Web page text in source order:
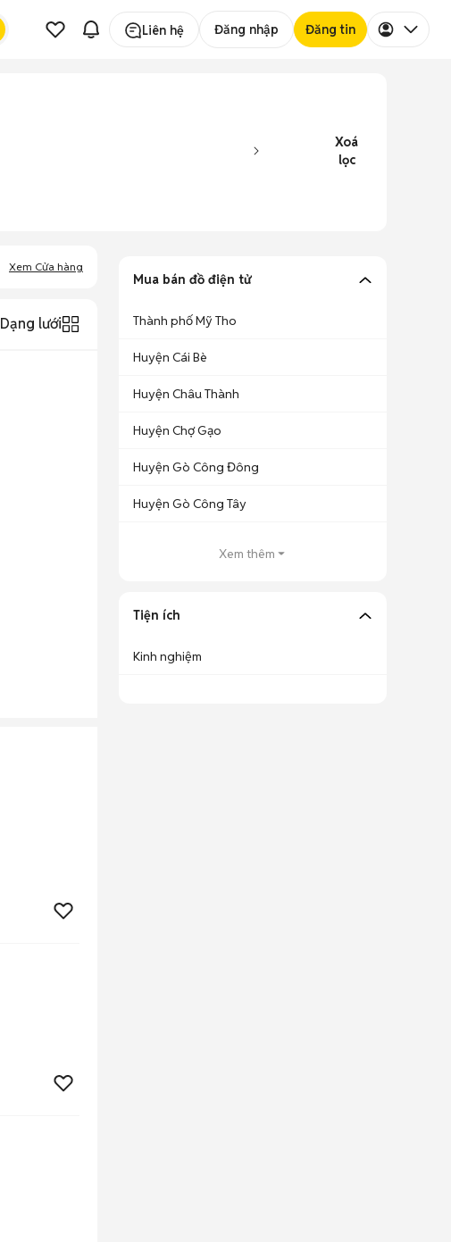
Liên hệ Đăng nhập Đăng tin
Xoá
lọc
Xem Cửa hàng
Dạng lưới
Mua bán đồ điện tử
Thành phố Mỹ Tho
Huyện Cái Bè
Huyện Châu Thành
Huyện Chợ Gạo
Huyện Gò Công Đông
Huyện Gò Công Tây
Xem thêm
Tiện ích
Kinh nghiệm